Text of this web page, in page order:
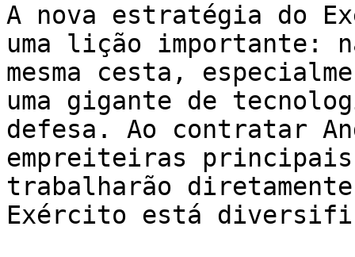
A nova estratégia do
uma lição importante:
mesma cesta,
uma gigante de
defesa. Ao contratar
empreiteiras principais
trabalharão
Exército está